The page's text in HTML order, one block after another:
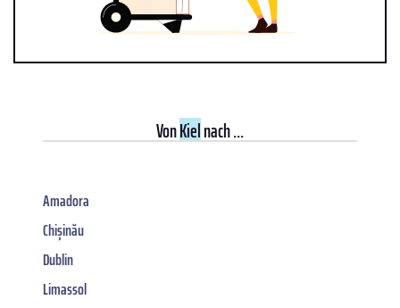
VonKielnach ...
Amadora
Chișinău
Dublin
Limassol